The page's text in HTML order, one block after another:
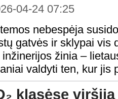
04-24 07:25
nebespėja
gatvės ir sklypai vis
žinia –
valdyti ten, kur jis
klasėse